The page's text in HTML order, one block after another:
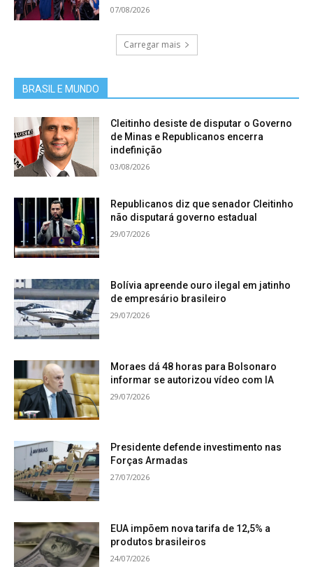
07/08/2026
Carregar mais
BRASIL E MUNDO
Cleitinho desiste de disputar o Governo
de Minas e Republicanos encerra
indefinição
03/08/2026
Republicanos diz que senador Cleitinho
não disputará governo estadual
29/07/2026
Bolívia apreende ouro ilegal em jatinho
de empresário brasileiro
29/07/2026
Moraes dá 48 horas para Bolsonaro
informar se autorizou vídeo com IA
29/07/2026
Presidente defende investimento nas
Forças Armadas
27/07/2026
EUA impõem nova tarifa de 12,5% a
produtos brasileiros
24/07/2026